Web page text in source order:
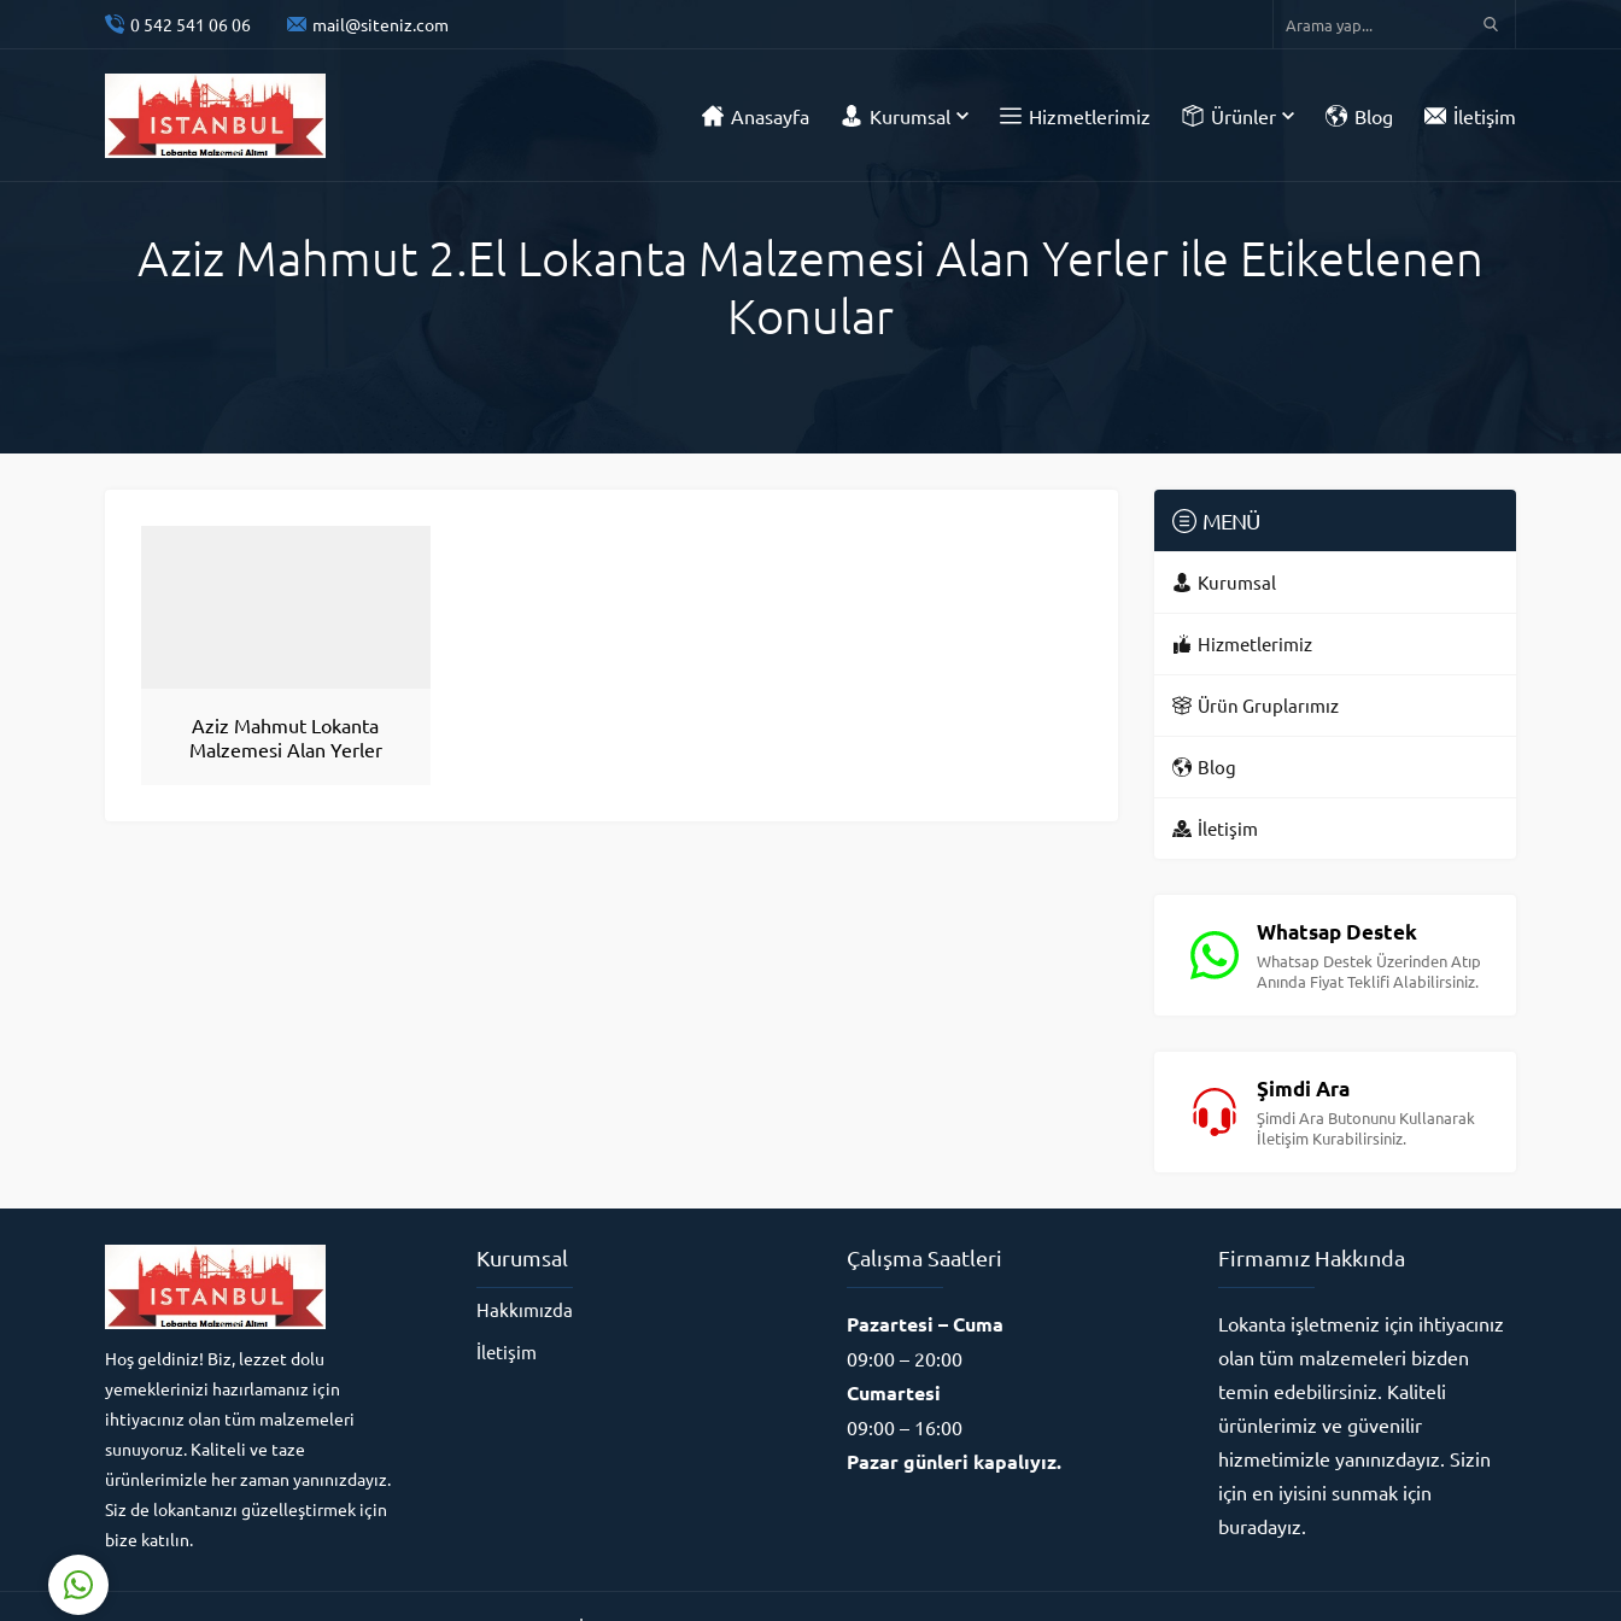
0 542 541 06 06 mail@siteniz.com
Anasayfa Kurumsal Hizmetlerimiz Ürünler Blog İletişim
Aziz Mahmut 2.El Lokanta Malzemesi Alan Yerler ile Etiketlenen
Konular
Aziz Mahmut Lokanta
Malzemesi Alan Yerler
MENÜ
Kurumsal
Hizmetlerimiz
Ürün Gruplarımız
Blog
İletişim
Whatsap Destek
Whatsap Destek Üzerinden Atıp
Anında Fiyat Teklifi Alabilirsiniz.
Şimdi Ara
Şimdi Ara Butonunu Kullanarak
İletişim Kurabilirsiniz.
Hoş geldiniz! Biz, lezzet dolu
yemeklerinizi hazırlamanız için
ihtiyacınız olan tüm malzemeleri
sunuyoruz. Kaliteli ve taze
ürünlerimizle her zaman yanınızdayız.
Siz de lokantanızı güzelleştirmek için
bize katılın.
Kurumsal
Hakkımızda
İletişim
Çalışma Saatleri
Pazartesi – Cuma
09:00 – 20:00
Cumartesi
09:00 – 16:00
Pazar günleri kapalıyız.
Firmamız Hakkında
Lokanta işletmeniz için ihtiyacınız
olan tüm malzemeleri bizden
temin edebilirsiniz. Kaliteli
ürünlerimiz ve güvenilir
hizmetimizle yanınızdayız. Sizin
için en iyisini sunmak için
buradayız.
Süleyman Yıldız
Cevap Yaz